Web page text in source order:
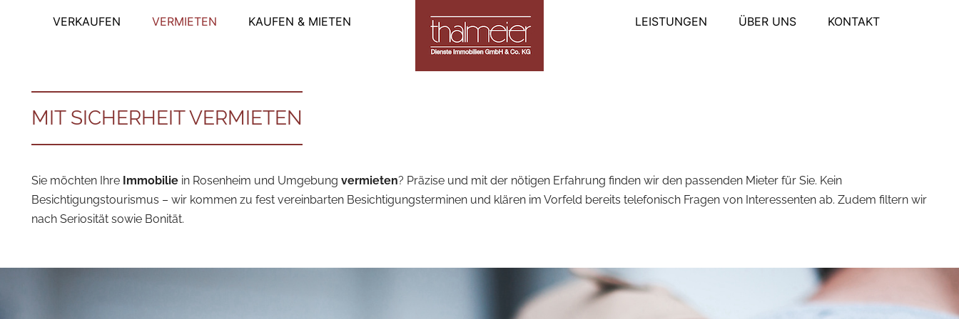
VERKAUFEN VERMIETEN KAUFEN & MIETEN LEISTUNGEN ÜBER UNS KONTAKT
MIT SICHERHEIT VERMIETEN
Sie möchten Ihre Immobilie in Rosenheim und Umgebung vermieten? Präzise und mit der nötigen Erfahrung finden wir den passenden Mieter für Sie. Kein
Besichtigungstourismus – wir kommen zu fest vereinbarten Besichtigungsterminen und klären im Vorfeld bereits telefonisch Fragen von Interessenten ab. Zudem filtern wir
nach Seriosität sowie Bonität.